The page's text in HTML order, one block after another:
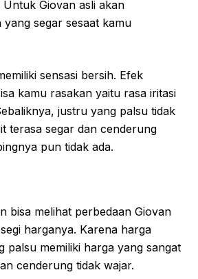
Giovan asli akan
yang segar sesaat kamu
sensasi bersih. Efek
kamu rasakan yaitu rasa iritasi
justru yang palsu tidak
terasa segar dan cenderung
pun tidak ada.
bisa melihat perbedaan Giovan
harganya. Karena harga
palsu memiliki harga yang sangat
cenderung tidak wajar.